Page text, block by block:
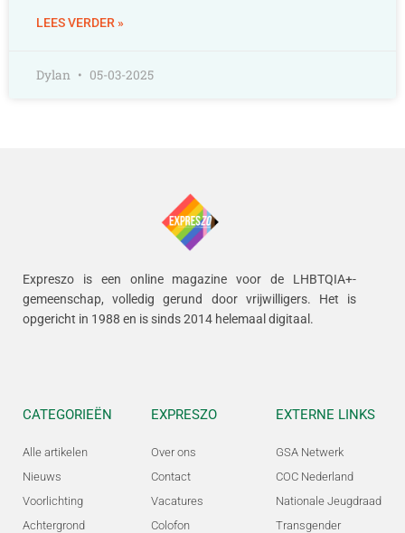
LEES VERDER »
Dylan 05-03-2025
Expreszo is een online magazine voor de LHBTQIA+-
gemeenschap, volledig gerund door vrijwilligers. Het is
opgericht in 1988 en is sinds 2014 helemaal digitaal.
CATEGORIEËN
Alle artikelen
Nieuws
Voorlichting
Achtergrond
EXPRESZO
Over ons
Contact
Vacatures
Colofon
EXTERNE LINKS
GSA Netwerk
COC Nederland
Nationale Jeugdraad
Transgender